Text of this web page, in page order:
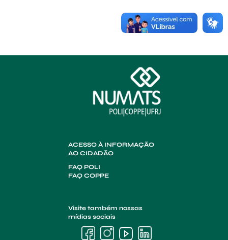
ACESSO À INFORMAÇÃO
AO CIDADÃO
FAQ POLI
FAQ COPPE
Visite também nossas
mídias sociais